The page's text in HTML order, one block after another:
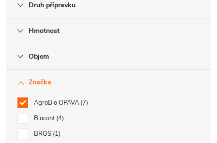
Druh přípravku
Hmotnost
Objem
Značka
AgroBio OPAVA 7
Biocont 4
BROS 1